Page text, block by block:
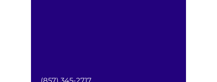
(857) 345-2717